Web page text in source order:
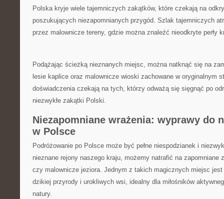
Polska kryje wiele tajemniczych zakątków, które czekają na
poszukujących niezapomnianych przygód. Szlak tajemniczych
przez malownicze ⁢tereny, gdzie można znaleźć nieodkryte perły
Podążając ścieżką nieznanych miejsc, można natknąć się na
lesie kaplice oraz malownicze wioski zachowane w oryginalnym
doświadczenia czekają na tych, którzy odważą się sięgnąć po
niezwykłe zakątki Polski.
Niezapomniane wrażenia: wyprawy do
w Polsce
Podróżowanie po‍ Polsce może być pełne niespodzianek i
nieznane rejony naszego kraju, możemy natrafić na zapomniane
czy ⁢malownicze jeziora. Jednym z takich magicznych miejsc jest
dzikiej przyrody i⁤ urokliwych wsi, idealny dla miłośników
natury.